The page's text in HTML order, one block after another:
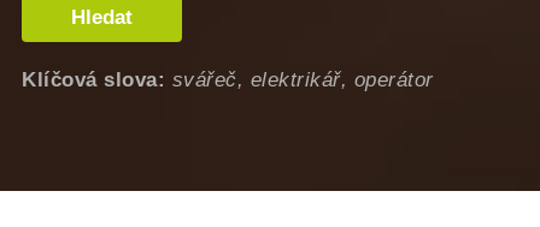
Hledat
Klíčová slova: svářeč, elektrikář, operátor